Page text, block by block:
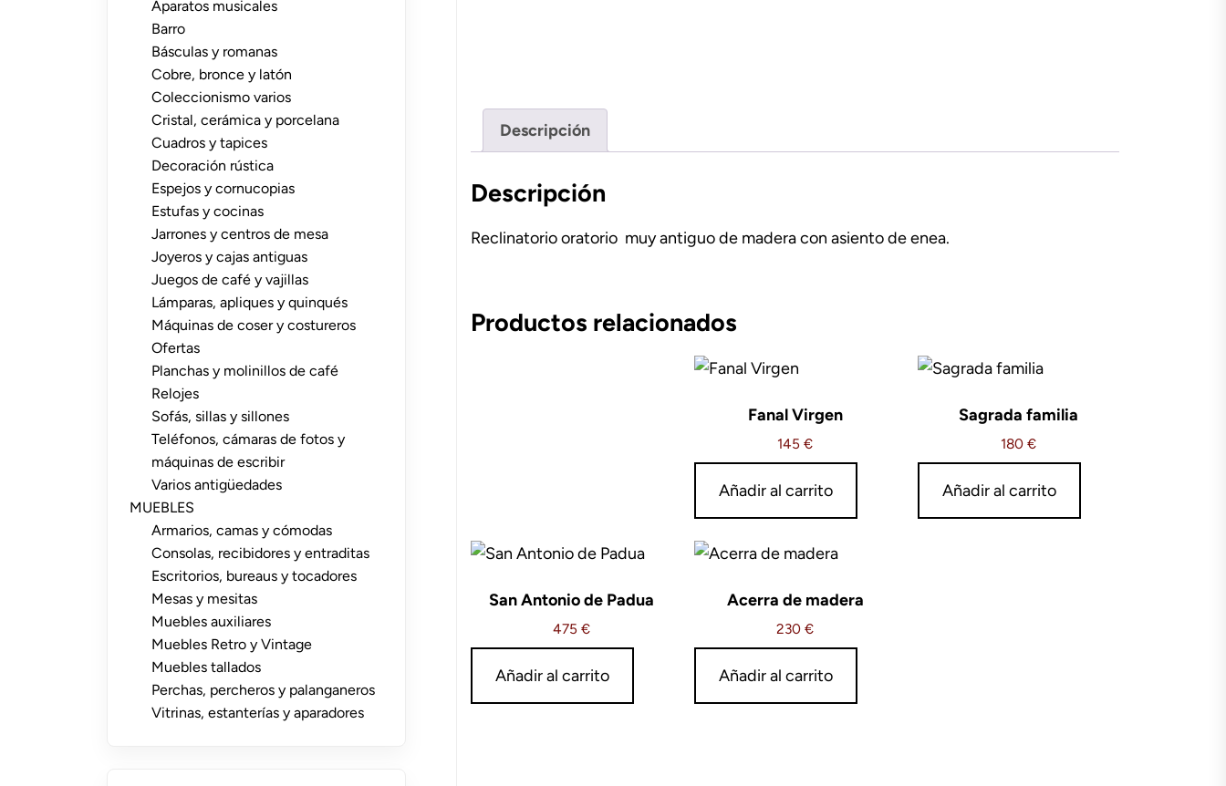
Descripción
Descripción
Reclinatorio oratorio muy antiguo de madera con asiento de enea.
Productos relacionados
Fanal Virgen
145 €
Añadir al carrito
Sagrada familia
180 €
Añadir al carrito
San Antonio de Padua
475 €
Añadir al carrito
Acerra de madera
230 €
Añadir al carrito
Aparatos musicales
Barro
Básculas y romanas
Cobre, bronce y latón
Coleccionismo varios
Cristal, cerámica y porcelana
Cuadros y tapices
Decoración rústica
Espejos y cornucopias
Estufas y cocinas
Jarrones y centros de mesa
Joyeros y cajas antiguas
Juegos de café y vajillas
Lámparas, apliques y quinqués
Máquinas de coser y costureros
Ofertas
Planchas y molinillos de café
Relojes
Sofás, sillas y sillones
Teléfonos, cámaras de fotos y
máquinas de escribir
Varios antigüedades
MUEBLES
Armarios, camas y cómodas
Consolas, recibidores y entraditas
Escritorios, bureaus y tocadores
Mesas y mesitas
Muebles auxiliares
Muebles Retro y Vintage
Muebles tallados
Perchas, percheros y palanganeros
Vitrinas, estanterías y aparadores